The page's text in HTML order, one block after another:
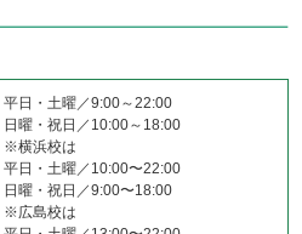
平日・土曜／9:00～22:00
日曜・祝日／10:00～18:00
※横浜校は
平日・土曜／10:00〜22:00
日曜・祝日／9:00〜18:00
※広島校は